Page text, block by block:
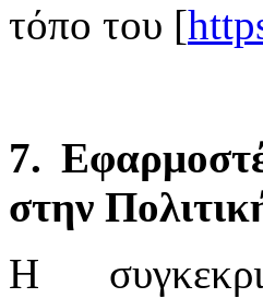
τόπο του [
7.
στην
Η